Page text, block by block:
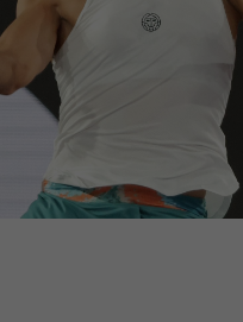
Ihrer vorgenommen
Webseiten-Betreiber dies